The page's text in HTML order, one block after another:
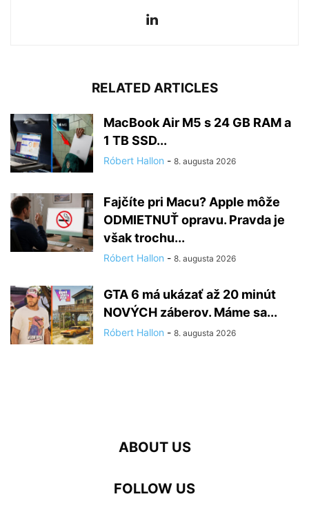
RELATED ARTICLES
MacBook Air M5 s 24 GB RAM a
1 TB SSD...
Róbert Hallon - 8. augusta 2026
Fajčíte pri Macu? Apple môže
ODMIETNUŤ opravu. Pravda je
však trochu...
Róbert Hallon - 8. augusta 2026
GTA 6 má ukázať až 20 minút
NOVÝCH záberov. Máme sa...
Róbert Hallon - 8. augusta 2026
ABOUT US
FOLLOW US